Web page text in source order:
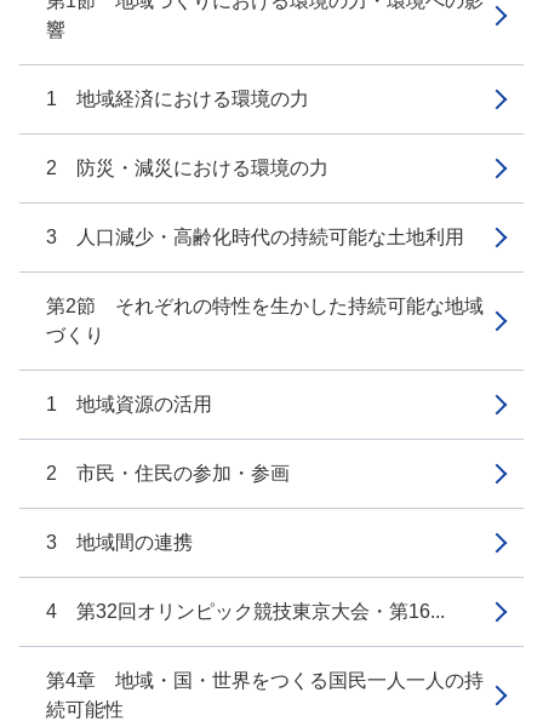
響
1 地域経済における環境の力
2 防災・減災における環境の力
3 人口減少・高齢化時代の持続可能な土地利用
第2節 それぞれの特性を生かした持続可能な地域
づくり
1 地域資源の活用
2 市民・住民の参加・参画
3 地域間の連携
4 第32回オリンピック競技東京大会・第16...
第4章 地域・国・世界をつくる国民一人一人の持
続可能性